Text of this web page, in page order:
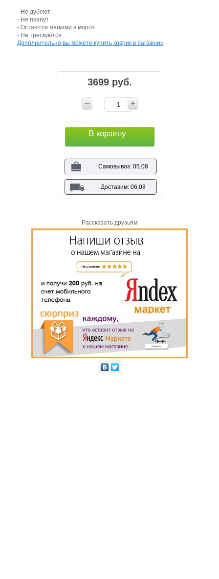
-Не дубеют
- Не пахнут
- Остаются мягкими в мороз
- Не трескуются
Дополнительно вы можете купить коврик в багажник
3699 руб.
В корзину
Самовывоз: 05.08
Доставим: 06.08
Рассказать друзьям